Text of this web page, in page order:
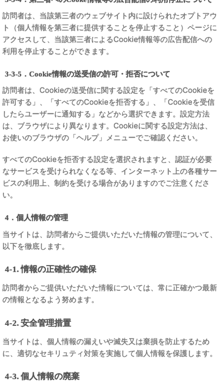
訪問者は、当該第三者のウェブサイト内に設けられたオプトアウ
ト（個人情報を第三者に提供することを停止すること）ページに
アクセスして、当該第三者によるCookie情報等の広告配信への
利用を停止することができます。
3-3-5．Cookie情報の送受信の許可・拒否について
訪問者は、Cookieの送受信に関する設定を「すべてのCookieを
許可する」、「すべてのCookieを拒否する」、「Cookieを受信
したらユーザーに通知する」などから選択できます。設定方法
は、ブラウザにより異なります。Cookieに関する設定方法は、
お使いのブラウザの「ヘルプ」メニューでご確認ください。
すべてのCookieを拒否する設定を選択されますと、認証が必要
なサービスを受けられなくなる等、インターネット上の各種サー
ビスの利用上、制約を受ける場合がありますのでご注意くださ
い。
4．個人情報の管理
当サイトは、訪問者からご提供いただいた情報の管理について、
以下を徹底します。
4-1. 情報の正確性の確保
訪問者からご提供いただいた情報については、常に正確かつ最新
の情報となるよう努めます。
4-2. 安全管理措置
当サイトは、個人情報の漏えいや滅失又は棄損を防止するため
に、適切なセキリュティ対策を実施して個人情報を保護します。
4-3. 個人情報の廃棄